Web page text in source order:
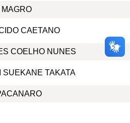
CAETANO
COELHO NUNES
SUEKANE TAKATA